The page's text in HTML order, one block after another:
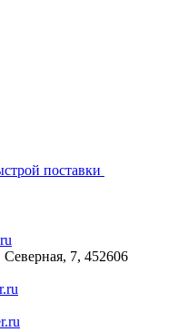
поставки
7, 452606